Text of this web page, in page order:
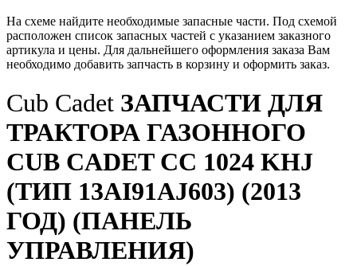
На схеме найдите необходимые запасные части. Под схемой
расположен список запасных частей с указанием заказного
артикула и цены. Для дальнейшего оформления заказа Вам
необходимо добавить запчасть в корзину и оформить заказ.
Cub Cadet ЗАПЧАСТИ ДЛЯ
ТРАКТОРА ГАЗОННОГО
CUB CADET CC 1024 KHJ
(ТИП 13AI91AJ603) (2013
ГОД) (ПАНЕЛЬ
УПРАВЛЕНИЯ)